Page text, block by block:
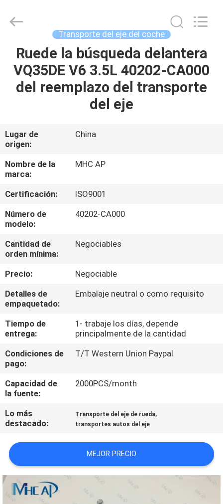
HOGAR
PRODUCTOS
NOSOTROS
VIAJE
DE
LA
FÁBRICA
CONTROL
CALIDAD
CONTÁCTENOS
UNA
CITA
MAPA
DEL
SITIO
PRIVACY
POLICY
Parts
Reserved.
Transporte del eje del coche
Ruede la búsqueda delantera
VQ35DE V6 3.5L 40202-CA000
del reemplazo del transporte
del eje
Lugar de
origen:
China
Nombre de la
marca:
MHC AP
Certificación:
ISO9001
Número de
modelo:
40202-CA000
Cantidad de
orden mínima:
Negociables
Precio:
Negociable
Detalles de
empaquetado:
Embalaje neutral o como requisito
Tiempo de
entrega:
1- trabaje los días, depende
principalmente de la cantidad
Condiciones de
pago:
T/T Western Union Paypal
Capacidad de
la fuente:
2000PCS/month
Lo más
destacado:
Transporte del eje de rueda,
transportes autos del eje
MEJOR PRECIO